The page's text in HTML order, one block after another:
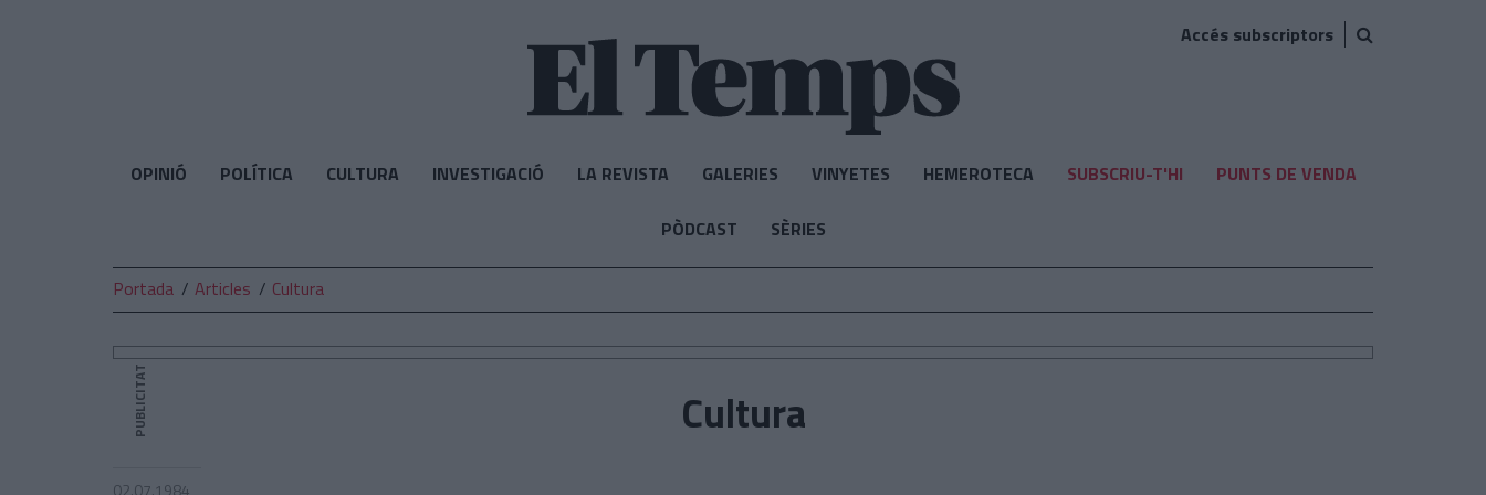
Accés subscriptors
OPINIÓ POLÍTICA CULTURA INVESTIGACIÓ LA REVISTA GALERIES VINYETES HEMEROTECA SUBSCRIU-T'HI PUNTS DE VENDA
PÒDCAST SÈRIES
Portada Articles Cultura
PUBLICITAT Cultura
02.07.1984